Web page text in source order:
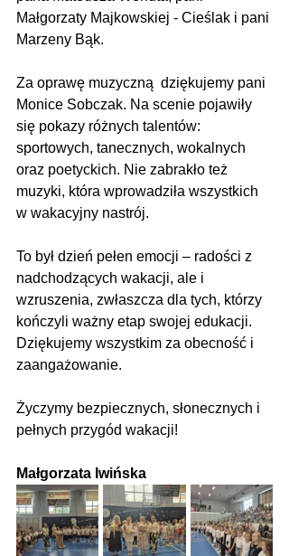
Małgorzaty Majkowskiej - Cieślak i pani
Marzeny Bąk.
Za oprawę muzyczną  dziękujemy pani
Monice Sobczak. Na scenie pojawiły
się pokazy różnych talentów:
sportowych, tanecznych, wokalnych
oraz poetyckich. Nie zabrakło też
muzyki, która wprowadziła wszystkich
w wakacyjny nastrój.
To był dzień pełen emocji – radości z
nadchodzących wakacji, ale i
wzruszenia, zwłaszcza dla tych, którzy
kończyli ważny etap swojej edukacji.
Dziękujemy wszystkim za obecność i
zaangażowanie.
Życzymy bezpiecznych, słonecznych i
pełnych przygód wakacji!
Małgorzata Iwińska